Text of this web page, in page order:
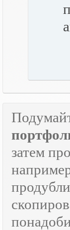
затем